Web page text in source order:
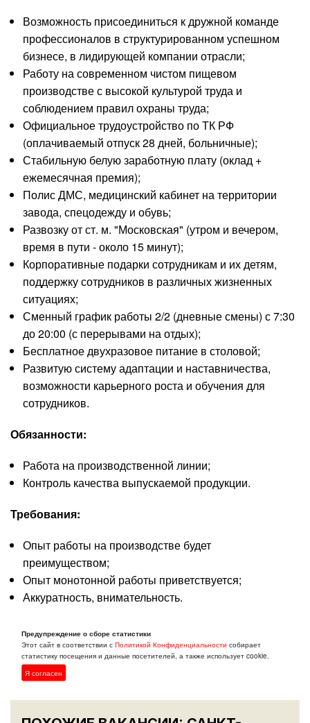
Возможность присоединиться к дружной команде
профессионалов в структурированном успешном
бизнесе, в лидирующей компании отрасли;
Работу на современном чистом пищевом
производстве с высокой культурой труда и
соблюдением правил охраны труда;
Официальное трудоустройство по ТК РФ
(оплачиваемый отпуск 28 дней, больничные);
Стабильную белую заработную плату (оклад +
ежемесячная премия);
Полис ДМС, медицинский кабинет на территории
завода, спецодежду и обувь;
Развозку от ст. м. "Московская" (утром и вечером,
время в пути - около 15 минут);
Корпоративные подарки сотрудникам и их детям,
поддержку сотрудников в различных жизненных
ситуациях;
Сменный график работы 2/2 (дневные смены) с 7:30
до 20:00 (с перерывами на отдых);
Бесплатное двухразовое питание в столовой;
Развитую систему адаптации и наставничества,
возможности карьерного роста и обучения для
сотрудников.
Обязанности:
Работа на производственной линии;
Контроль качества выпускаемой продукции.
Требования:
Опыт работы на производстве будет
преимуществом;
Опыт монотонной работы приветствуется;
Аккуратность, внимательность.
Откликнуться
Предупреждение о сборе статистики
Этот сайт в соответствии сПолитикой Конфиденциальности собирает
статистику посещения и данные посетителей, а также использует cookie.
Я согласен